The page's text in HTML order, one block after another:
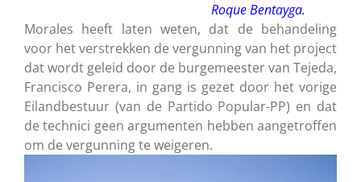
Roque Bentayga.
Morales heeft laten weten, dat de behandeling
voor het verstrekken de vergunning van het project
dat wordt geleid door de burgemeester van Tejeda,
Francisco Perera, in gang is gezet door het vorige
Eilandbestuur (van de Partido Popular-PP) en dat
de technici geen argumenten hebben aangetroffen
om de vergunning te weigeren.